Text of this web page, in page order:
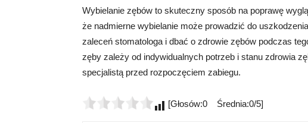
Wybielanie zębów to skuteczny sposób na poprawę
że nadmierne wybielanie może prowadzić do
zaleceń stomatologa i dbać o zdrowie zębów podczas
zęby zależy od indywidualnych potrzeb i stanu zdrowia
specjalistą przed rozpoczęciem zabiegu.
[Głosów:0 Średnia:0/5]